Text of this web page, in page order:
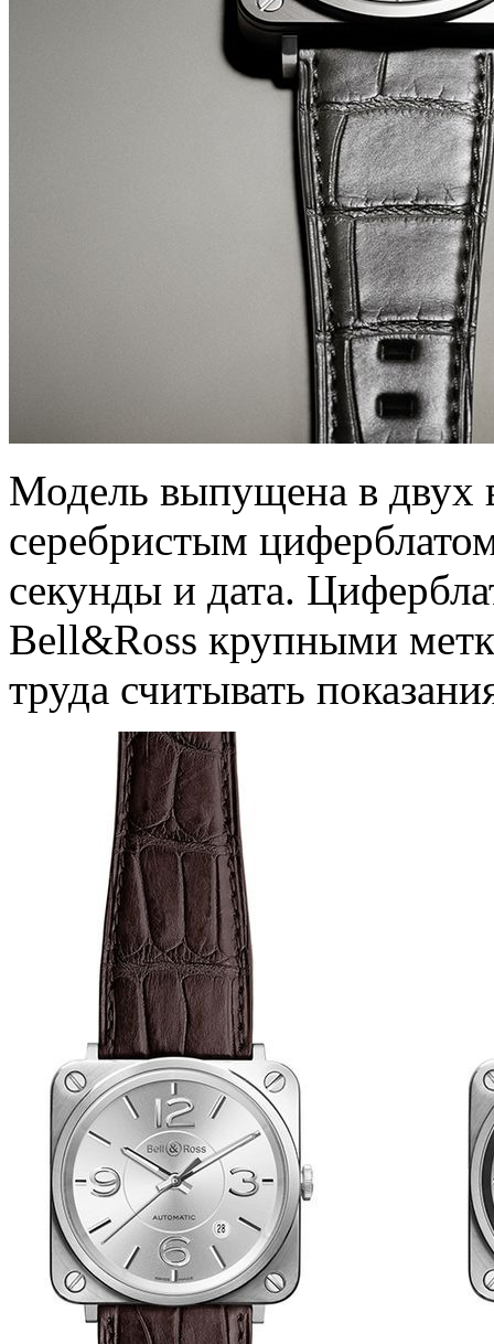
Модель выпущена в двух
серебристым
секунды и дата.
Bell&Ross крупными
труда считывать